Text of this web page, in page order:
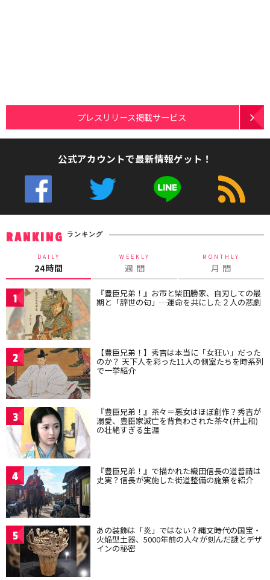
プレスリリース掲載サービス
公式アカウントで最新情報ゲット！
RANKING ランキング
DAILY
24時間
WEEKLY
週 間
MONTHLY
月 間
1 『豊臣兄弟！』お市と柴田勝家、自刃しての最
期と「辞世の句」…運命を共にした２人の悲劇
2 【豊臣兄弟！】秀吉は本当に「女狂い」だった
のか？ 天下人を彩った11人の側室たちを時系列
で一挙紹介
3 『豊臣兄弟！』茶々＝悪女はほぼ創作？秀吉が
溺愛、豊臣家滅亡を背負わされた茶々(井上和)
の壮絶すぎる生涯
4 『豊臣兄弟！』で描かれた織田信長の道普請は
史実？信長が実施した街道整備の施策を紹介
5 あの装飾は「炎」ではない？縄文時代の国宝・
火焔型土器、5000年前の人々が刻んだ謎とデザ
インの秘密